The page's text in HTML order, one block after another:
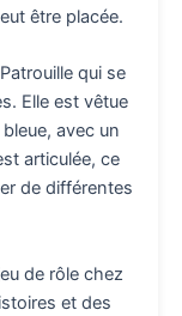
être placée.
qui se
Elle est vêtue
avec un
articulée, ce
de différentes
de rôle chez
et des